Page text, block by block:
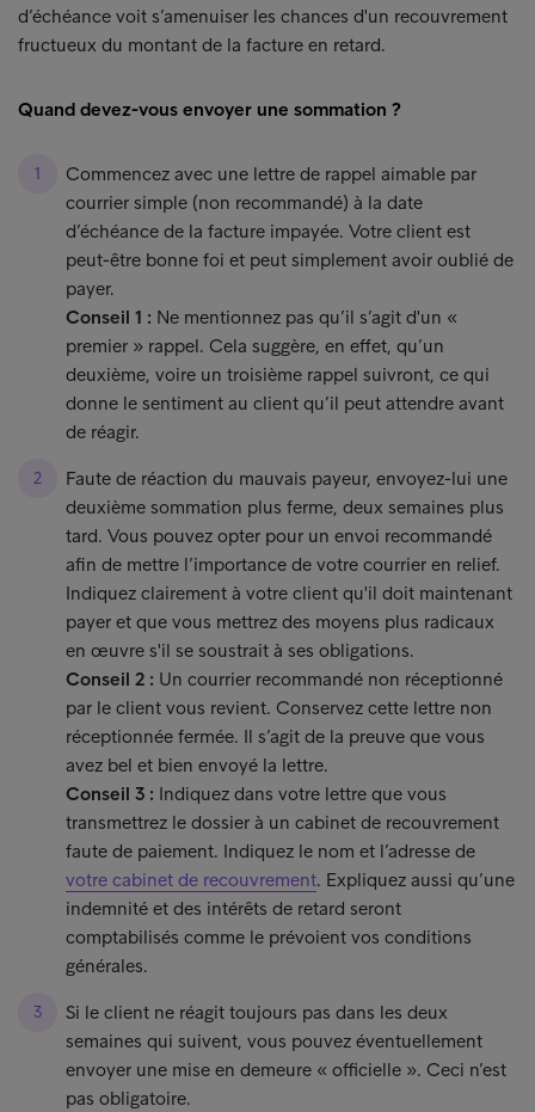
d’échéance voit s’amenuiser les chances d'un recouvrement
fructueux du montant de la facture en retard.
Quand devez-vous envoyer une sommation ?
Commencez avec une lettre de rappel aimable par
courrier simple (non recommandé) à la date
d’échéance de la facture impayée. Votre client est
peut-être bonne foi et peut simplement avoir oublié de
payer.
Conseil 1 : Ne mentionnez pas qu’il s’agit d'un «
premier » rappel. Cela suggère, en effet, qu’un
deuxième, voire un troisième rappel suivront, ce qui
donne le sentiment au client qu’il peut attendre avant
de réagir.
Faute de réaction du mauvais payeur, envoyez-lui une
deuxième sommation plus ferme, deux semaines plus
tard. Vous pouvez opter pour un envoi recommandé
afin de mettre l’importance de votre courrier en relief.
Indiquez clairement à votre client qu'il doit maintenant
payer et que vous mettrez des moyens plus radicaux
en œuvre s'il se soustrait à ses obligations.
Conseil 2 : Un courrier recommandé non réceptionné
par le client vous revient. Conservez cette lettre non
réceptionnée fermée. Il s’agit de la preuve que vous
avez bel et bien envoyé la lettre.
Conseil 3 : Indiquez dans votre lettre que vous
transmettrez le dossier à un cabinet de recouvrement
faute de paiement. Indiquez le nom et l’adresse de
votre cabinet de recouvrement. Expliquez aussi qu’une
indemnité et des intérêts de retard seront
comptabilisés comme le prévoient vos conditions
générales.
Si le client ne réagit toujours pas dans les deux
semaines qui suivent, vous pouvez éventuellement
envoyer une mise en demeure « officielle ». Ceci n’est
pas obligatoire.